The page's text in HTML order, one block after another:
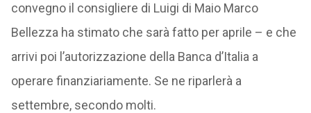
convegno il consigliere di Luigi di Maio Marco
Bellezza ha stimato che sarà fatto per aprile – e che
arrivi poi l’autorizzazione della Banca d’Italia a
operare finanziariamente. Se ne riparlerà a
settembre, secondo molti.